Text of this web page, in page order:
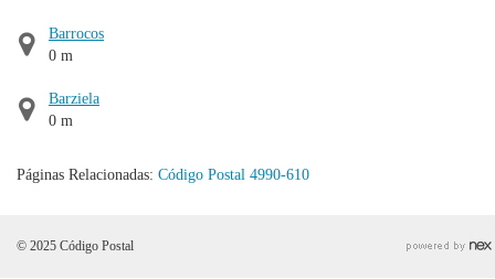
Barrocos
0 m
Barziela
0 m
Páginas Relacionadas: Código Postal 4990-610
© 2025 Código Postal